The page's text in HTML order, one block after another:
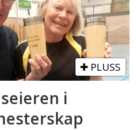
PLUSS
i